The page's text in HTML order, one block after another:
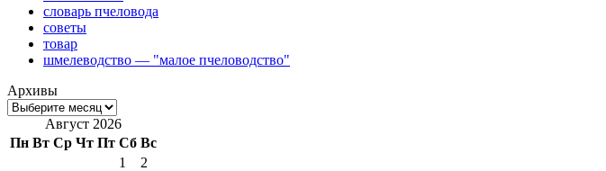
словарь пчеловода
советы
товар
шмелеводство — "малое пчеловодство"
Архивы
Август 2026
Пн Вт Ср Чт Пт Сб Вс
1
2